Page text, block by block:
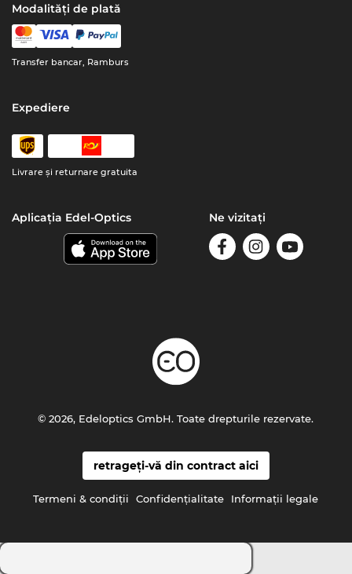
Modalități de plată
Transfer bancar, Ramburs
Expediere
Livrare şi returnare gratuita
Aplicația Edel-Optics Ne vizitați
retrageți-vă din contract aici
Termeni & condiţii Confidenţialitate Informaţii legale
© 2026, Edeloptics GmbH. Toate drepturile rezervate.